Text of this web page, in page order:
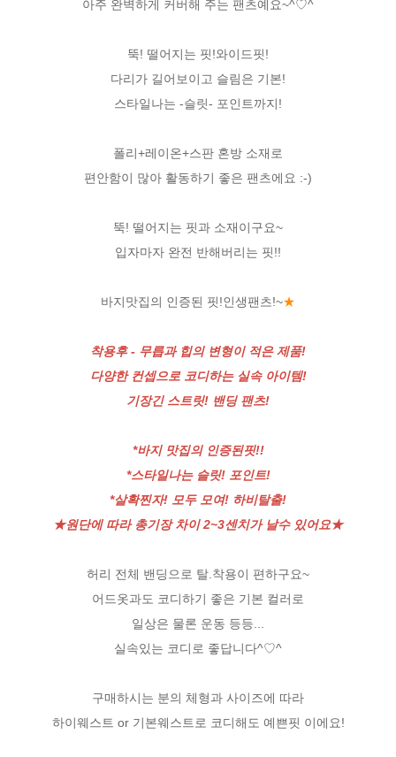
아주 완벽하게 커버해 주는 팬츠예요~^♡^
뚝! 떨어지는 핏!와이드핏!
다리가 길어보이고 슬림은 기본!
스타일나는 -슬릿- 포인트까지!
폴리+레이온+스판 혼방 소재로
편안함이 많아 활동하기 좋은 팬츠에요 :-)
뚝! 떨어지는 핏과 소재이구요~
입자마자 완전 반해버리는 핏!!
바지맛집의 인증된 핏!인생팬츠!~★
착용후 - 무릅과 힙의 변형이 적은 제품!
다양한 컨셉으로 코디하는 실속 아이템!
기장긴 스트릿! 밴딩 팬츠!
*바지 맛집의 인증된핏!!
*스타일나는 슬릿! 포인트!
*살확찐자! 모두 모여! 하비탈출!
★원단에 따라 총기장 차이 2~3센치가 날수 있어요★
허리 전체 밴딩으로 탈.착용이 편하구요~
어드옷과도 코디하기 좋은 기본 컬러로
일상은 물론 운동 등등...
실속있는 코디로 좋답니다^♡^
구매하시는 분의 체형과 사이즈에 따라
하이웨스트 or 기본웨스트로 코디해도 예쁜핏 이에요!